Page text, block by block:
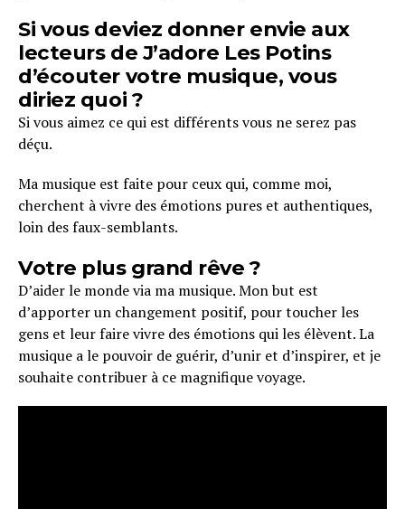
Si vous deviez donner envie aux
lecteurs de J’adore Les Potins
d’écouter votre musique, vous
diriez quoi ?
Si vous aimez ce qui est différents vous ne serez pas
déçu.
Ma musique est faite pour ceux qui, comme moi,
cherchent à vivre des émotions pures et authentiques,
loin des faux-semblants.
Votre plus grand rêve ?
D’aider le monde via ma musique. Mon but est
d’apporter un changement positif, pour toucher les
gens et leur faire vivre des émotions qui les élèvent. La
musique a le pouvoir de guérir, d’unir et d’inspirer, et je
souhaite contribuer à ce magnifique voyage.